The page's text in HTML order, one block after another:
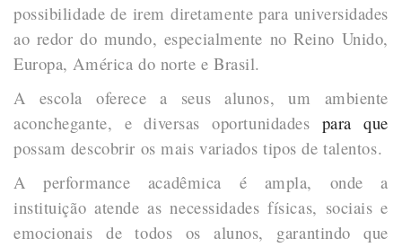
possibilidade de irem diretamente para universidades
ao redor do mundo, especialmente no Reino Unido,
Europa, América do norte e Brasil.
A escola oferece a seus alunos, um ambiente
aconchegante, e diversas oportunidades para que
possam descobrir os mais variados tipos de talentos.
A performance acadêmica é ampla, onde a
instituição atende as necessidades físicas, sociais e
emocionais de todos os alunos, garantindo que